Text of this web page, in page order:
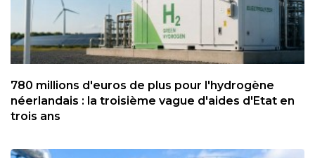
780 millions d'euros de plus pour l'hydrogène
néerlandais : la troisième vague d'aides d'Etat en
trois ans